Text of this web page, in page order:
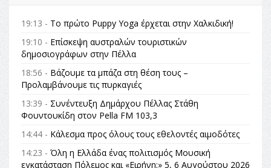
19:13 - Το πρώτο Puppy Yoga έρχεται στην Χαλκιδική!
19:10 - Επίσκεψη αυστραλών τουριστικών
δημοσιογράφων στην Πέλλα
18:56 - Βάζουμε τα μπάζα στη θέση τους –
Προλαμβάνουμε τις πυρκαγιές
13:39 - Συνέντευξη Δημάρχου Πέλλας Στάθη
Φουντουκίδη στον Pella FM 103,3
14:44 - Κάλεσμα προς όλους τους εθελοντές αιμοδότες
14:23 - Όλη η Ελλάδα ένας πολιτισμός Μουσική
εγκατάσταση Πόλεμος και «Ειρήνη;» 5, 6 Αυγούστου 2026